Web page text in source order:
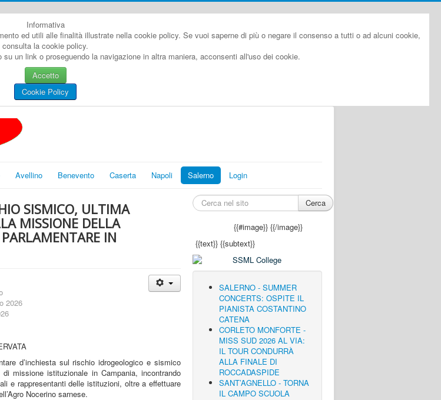
Informativa
ed utili alle finalità illustrate nella cookie policy. Se vuoi saperne di più o negare il consenso a tutti o ad alcuni cookie,
consulta la cookie policy.
un link o proseguendo la navigazione in altra maniera, acconsenti all'uso dei cookie.
Accetto
Cookie Policy
Avellino Benevento Caserta Napoli Salerno Login
SISMICO, ULTIMA
MISSIONE DELLA
IN
2026
d’inchiesta sul rischio idrogeologico e sismico
missione istituzionale in Campania, incontrando
e rappresentanti delle istituzioni, oltre a effettuare
Nocerino sarnese.
Cerca
{{#image}}{{/image}}
{{text}} {{subtext}}
SALERNO - SUMMER
CONCERTS: OSPITE IL
PIANISTA COSTANTINO
CATENA
CORLETO MONFORTE -
MISS SUD 2026 AL VIA:
IL TOUR CONDURRÀ
ALLA FINALE DI
ROCCADASPIDE
SANT’AGNELLO - TORNA
IL CAMPO SCUOLA